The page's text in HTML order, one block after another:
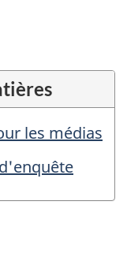
les médias